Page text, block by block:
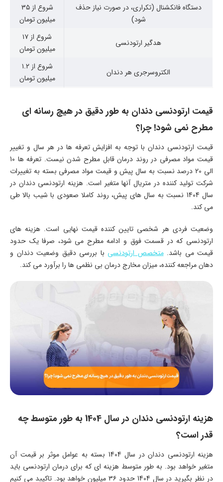
دستگاه فانکشنال (تکراری، در صورت نیاز حذف
شود)
شروع از ۳۵
میلیون تومان
هدگیر ارتودنسی
شروع از ۱۷
میلیون تومان
الکتروسرجری هر دندان
شروع از ۱.۲
میلیون تومان
قیمت ارتودنسی دندان به طور دقیق در هیچ رسانه ای
مطرح نمی شود! چرا؟
قیمت ارتودنسی دندان با توجه به افزایش تعرفه ها در هر سال و تغییر
قیمت مواد مصرفی در روند درمان قابل مطرح شدن نیست. تعرفه ها 10
الی 20 درصد نسبت به سال پیش و قیمت مواد مصرفی بسته به تغییرات
شرکت تولید کننده در متریال آنها متغیر است. هزینه ارتودنسی دندان در
سال 1404 نسبت به سال های پیش، روند کاملا صعودی با شیب بالا طی
می کند.
وضعیت فردی هر شخصی تایین کننده قیمت نهایی است. هزینه های
ارتودنسی که در قسمت فوق و ادامه مطرح می شود، صرفا یک حدود
قیمت می باشد.متخصص ارتودنسی با بررسی دقیق وضعیت دندان و
دهان مراجعه کننده، میزان مخارج درمان بی نظمی ها را برآورد می کند.
هزینه ارتودنسی دندان در سال 1404 به طور متوسط چه
قدر است؟
هزینه ارتودنسی دندان در سال 1404 بسته به عوامل موثر بر قیمت آن
متغیر خواهد بود. به طور متوسط هزینه ای که برای درمان ارتودنسی باید
در نظر بگیرید در سال 1404 حدود ۳۶ میلیون خواهد بود. تاکیید می کنیم